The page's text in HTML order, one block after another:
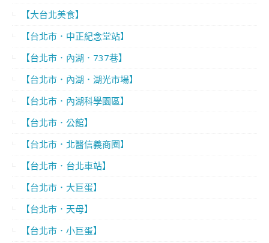
【大台北美食】
【台北市．中正紀念堂站】
【台北市．內湖．737巷】
【台北市．內湖．湖光市場】
【台北市．內湖科學園區】
【台北市．公館】
【台北市．北醫信義商圈】
【台北市．台北車站】
【台北市．大巨蛋】
【台北市．天母】
【台北市．小巨蛋】